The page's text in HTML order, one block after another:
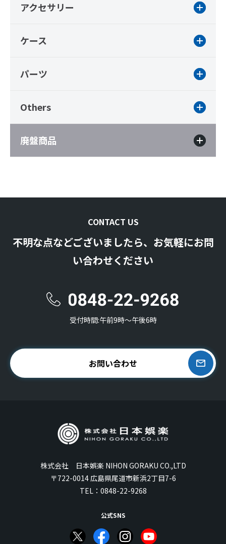
アクセサリー
ケース
パーツ
Others
廃盤商品
CONTACT US
不明な点などございましたら、お気軽にお問
い合わせください
受付時間:午前9時〜午後6時
お問い合わせ
株式会社 日本娯楽 NIHON GORAKU CO.,LTD
〒722-0014 広島県尾道市新浜2丁目7-6
TEL： 0848-22-9268
公式SNS